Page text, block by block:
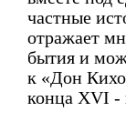
частные
отражает
бытия и
к «Дон
кон­ца XVI -